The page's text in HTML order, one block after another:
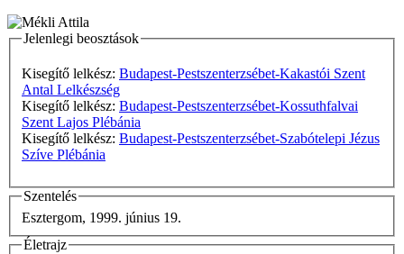
Jelenlegi beosztások
Kisegítő lelkész: Budapest-Pestszenterzsébet-Kakastói Szent
Antal Lelkészség
Kisegítő lelkész: Budapest-Pestszenterzsébet-Kossuthfalvai
Szent Lajos Plébánia
Kisegítő lelkész: Budapest-Pestszenterzsébet-Szabótelepi Jézus
Szíve Plébánia
Szentelés
Esztergom, 1999. június 19.
Életrajz